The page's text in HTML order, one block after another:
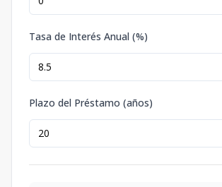
Tasa de Interés Anual (%)
Plazo del Préstamo (años)